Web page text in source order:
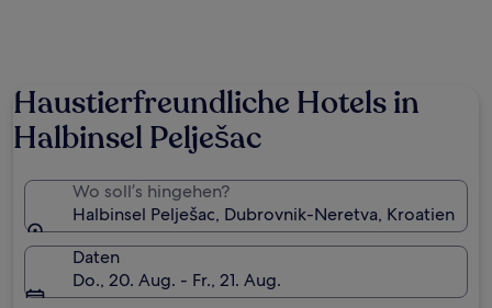
Haustierfreundliche Hotels in
Halbinsel Pelješac
Wo soll’s hingehen?
Halbinsel Pelješac, Dubrovnik-Neretva, Kroatien
Daten
Do., 20. Aug. - Fr., 21. Aug.